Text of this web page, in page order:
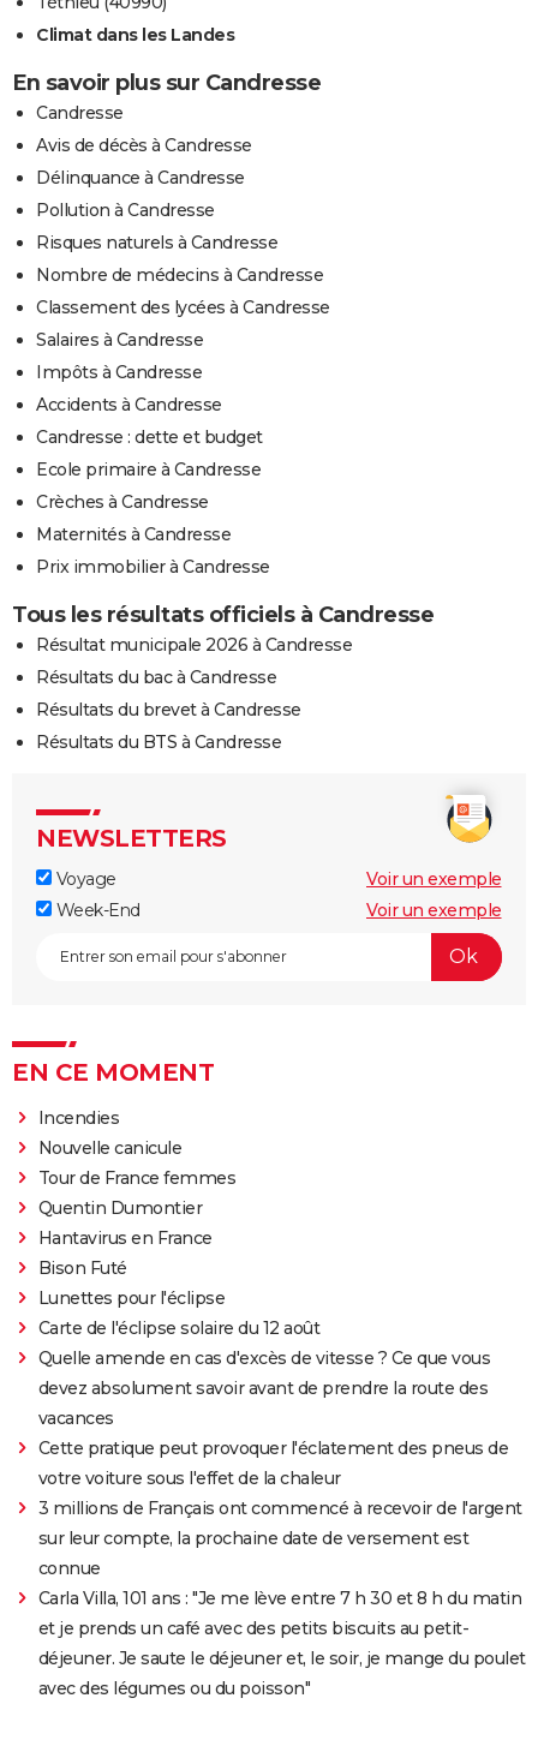
Climat dans les Landes
En savoir plus sur Candresse
Candresse
Avis de décès à Candresse
Délinquance à Candresse
Pollution à Candresse
Risques naturels à Candresse
Nombre de médecins à Candresse
Classement des lycées à Candresse
Salaires à Candresse
Impôts à Candresse
Accidents à Candresse
Candresse : dette et budget
Ecole primaire à Candresse
Crèches à Candresse
Maternités à Candresse
Prix immobilier à Candresse
Tous les résultats officiels à Candresse
Résultat municipale 2026 à Candresse
Résultats du bac à Candresse
Résultats du brevet à Candresse
Résultats du BTS à Candresse
NEWSLETTERS
Voyage
Voir un exemple
Week-End
Voir un exemple
EN CE MOMENT
Incendies
Nouvelle canicule
Tour de France femmes
Quentin Dumontier
Hantavirus en France
Bison Futé
Lunettes pour l'éclipse
Carte de l'éclipse solaire du 12 août
Quelle amende en cas d'excès de vitesse ? Ce que vous
devez absolument savoir avant de prendre la route des
vacances
Cette pratique peut provoquer l'éclatement des pneus de
votre voiture sous l'effet de la chaleur
3 millions de Français ont commencé à recevoir de l'argent
sur leur compte, la prochaine date de versement est
connue
Carla Villa, 101 ans : "Je me lève entre 7 h 30 et 8 h du matin
et je prends un café avec des petits biscuits au petit-
déjeuner. Je saute le déjeuner et, le soir, je mange du poulet
avec des légumes ou du poisson"